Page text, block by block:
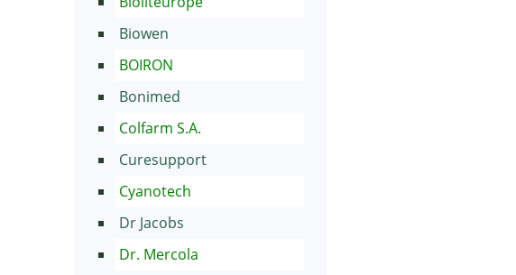
Biowen
BOIRON
Bonimed
Colfarm S.A.
Curesupport
Cyanotech
Dr Jacobs
Dr. Mercola